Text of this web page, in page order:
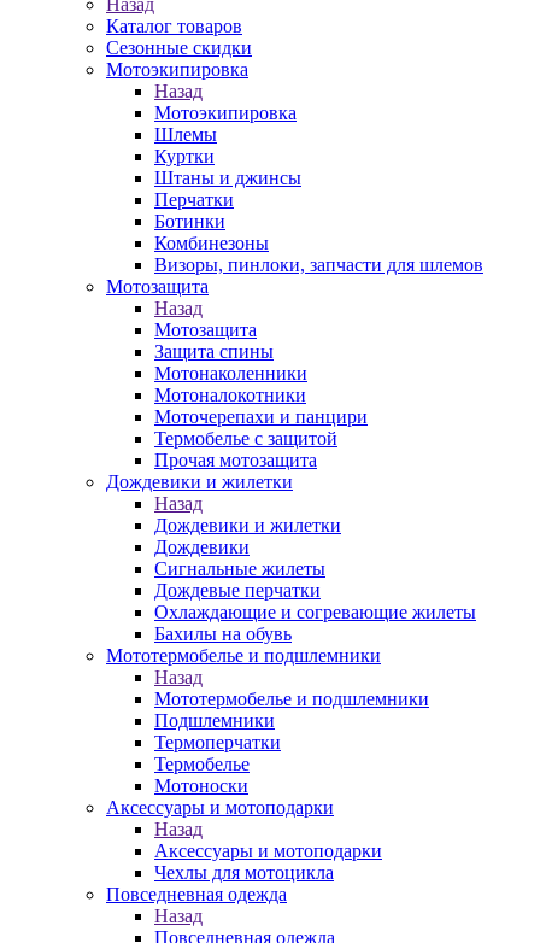
Назад
Каталог товаров
Сезонные скидки
Мотоэкипировка
Назад
Мотоэкипировка
Шлемы
Куртки
Штаны и джинсы
Перчатки
Ботинки
Комбинезоны
Визоры, пинлоки, запчасти для шлемов
Мотозащита
Назад
Мотозащита
Защита спины
Мотонаколенники
Мотоналокотники
Моточерепахи и панцири
Термобелье с защитой
Прочая мотозащита
Дождевики и жилетки
Назад
Дождевики и жилетки
Дождевики
Сигнальные жилеты
Дождевые перчатки
Охлаждающие и согревающие жилеты
Бахилы на обувь
Мототермобелье и подшлемники
Назад
Мототермобелье и подшлемники
Подшлемники
Термоперчатки
Термобелье
Мотоноски
Аксессуары и мотоподарки
Назад
Аксессуары и мотоподарки
Чехлы для мотоцикла
Повседневная одежда
Назад
Повседневная одежда